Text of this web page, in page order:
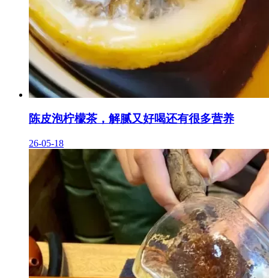
陈皮泡柠檬茶，解腻又好喝还有很多营养
26-05-18